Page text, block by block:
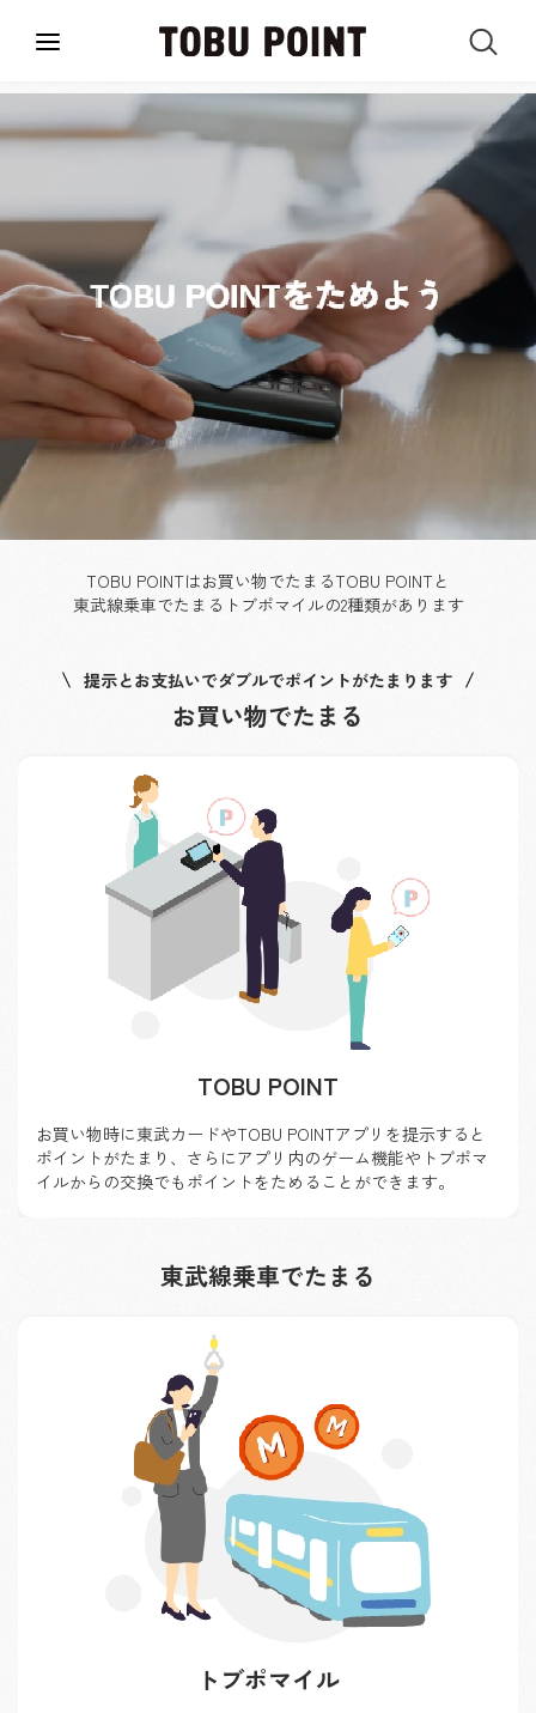
TOBU POINTはお買い物でたまるTOBU POINTと
東武線乗車でたまるトブポマイルの2種類があります
提示とお支払いでダブルでポイントがたまります
お買い物でたまる
TOBU POINT
お買い物時に東武カードやTOBU POINTアプリを提示すると
ポイントがたまり、 さらにアプリ内のゲーム機能やトブポマ
イルからの交換でも ポイントをためることができます。
東武線乗車でたまる
トブポマイル